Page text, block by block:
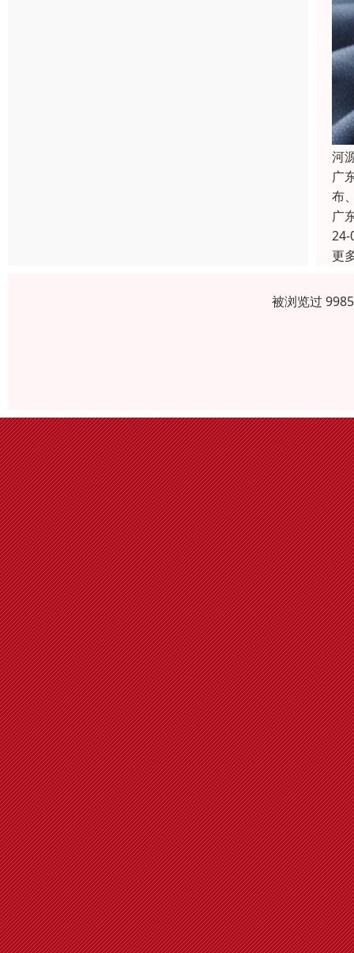
河
广
布
广
24-
更
被浏览过